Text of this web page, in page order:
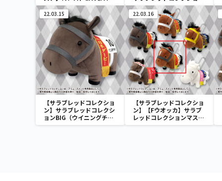
ﾏｽｺｯﾄ3
ふわふわBIG(グランアレグ
リア)
22.03.15
【サラブレッドコレクショ
ン】サラブレッドコレクシ
ョンBIG（ウイニングチケ
ット）
22.03.16
【サラブレッドコレクショ
ン】【Fウオッカ】サラブ
レッドコレクションマスコ
ットBC3